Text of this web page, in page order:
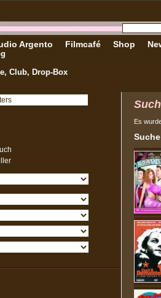
Club, Drop-Box
Argento Filmcafé Shop
Es